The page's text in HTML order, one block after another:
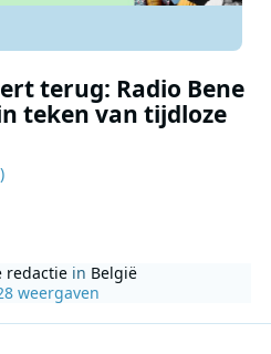
terug: Radio Bene
teken van tijdloze
redactie in België
weergaven